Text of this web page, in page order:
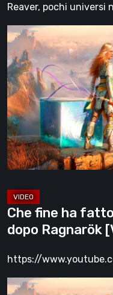
Reaver, pochi
Che
fine
ha
fatto
Kratos?
God
of
War
dopo
[Video
2]
Che fine ha
dopo Ragnarök
https://
Che